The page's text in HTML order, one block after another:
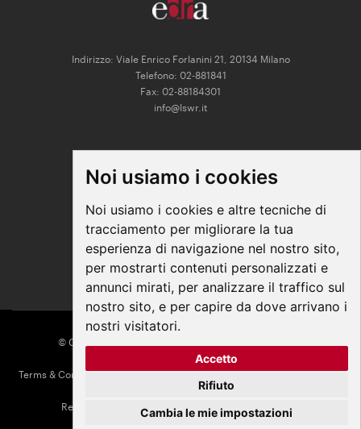
Noi usiamo i cookies
Noi usiamo i cookies e altre tecniche di
tracciamento per migliorare la tua
esperienza di navigazione nel nostro sito,
per mostrarti contenuti personalizzati e
annunci mirati, per analizzare il traffico sul
nostro sito, e per capire da dove arrivano i
nostri visitatori.
Accetto
Rifiuto
Cambia le mie impostazioni
Indirizzo: Viale Enrico Forlanini 21, 20134 Milano
Telefono: 02-881841
Fax: 02-88184301
info@lswr.it
Facebook
Youtube
© COPYRIGHT 2026 All Rights Reserved - Edra Media
P. IVA/C.F. 14392280963
Terms & Conditions
Responsabile della Protezione dei Dati:
dpo@lswr.it